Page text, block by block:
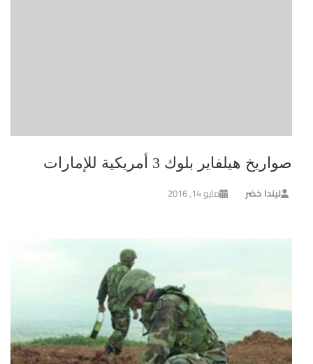
صواريخ هيلفاير بلوك 3 أمريكية للإمارات
ليندا خضر مايو 14, 2016